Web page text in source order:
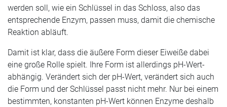
werden soll, wie ein Schlüssel in das Schloss, also das
entsprechende Enzym, passen muss, damit die chemische
Reaktion abläuft.
Damit ist klar, dass die äußere Form dieser Eiweiße dabei
eine große Rolle spielt. Ihre Form ist allerdings pH-Wert-
abhängig. Verändert sich der pH-Wert, verändert sich auch
die Form und der Schlüssel passt nicht mehr. Nur bei einem
bestimmten, konstanten pH-Wert können Enzyme deshalb